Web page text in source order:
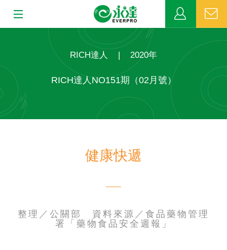
MDRT
網站連結
RICH達人 | 2020年
RICH達人NO151期（02月號）
健康快遞
整理／公關部 資料來源／食品藥物管理
署「藥物食品安全週報」